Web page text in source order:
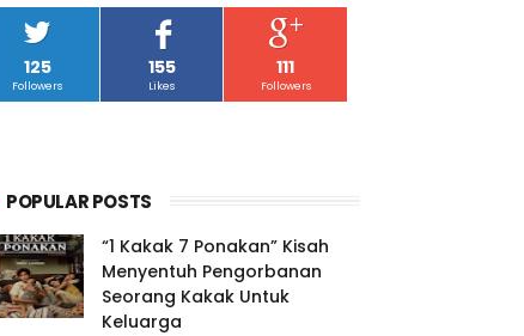
125
Followers
155
Likes
111
Followers
POPULAR POSTS
“1 Kakak 7 Ponakan” Kisah
Menyentuh Pengorbanan
Seorang Kakak Untuk
Keluarga